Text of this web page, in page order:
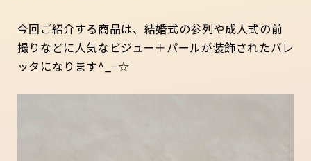
今回ご紹介する商品は、結婚式の参列や成人式の前
撮りなどに人気なビジュー＋パールが装飾されたバレ
ッタになります^_−☆